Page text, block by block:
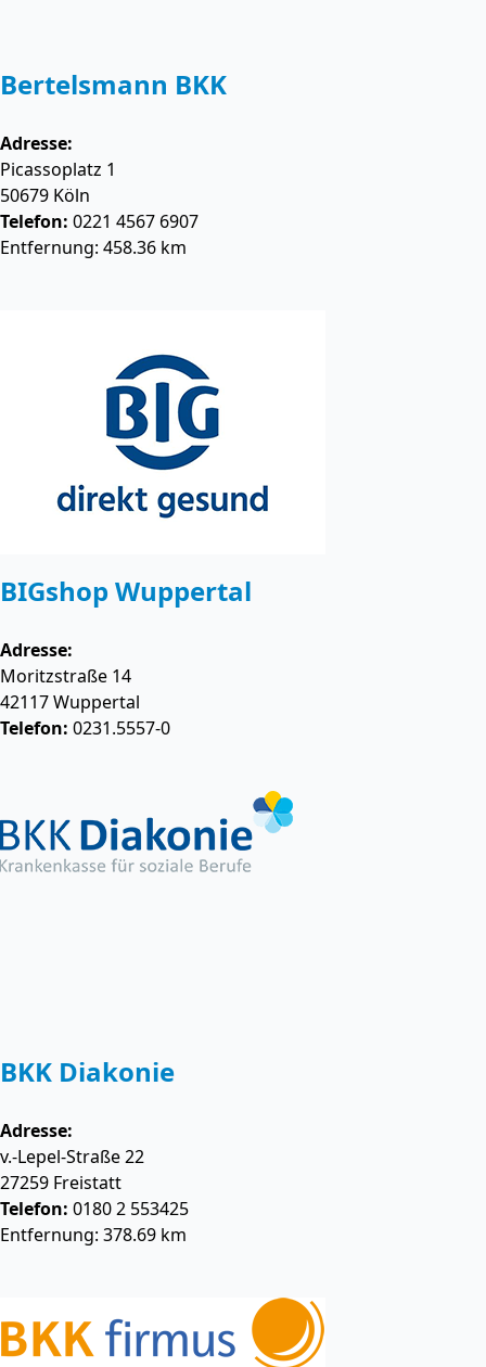
Bertelsmann BKK
Adresse:
Picassoplatz 1
50679 Köln
Telefon: 0221 4567 6907
Entfernung: 458.36 km
BIGshop Wuppertal
Adresse:
Moritzstraße 14
42117Wuppertal
Telefon: 0231.5557-0
BKK Diakonie
Adresse:
v.-Lepel-Straße 22
27259 Freistatt
Telefon: 0180 2 553425
Entfernung: 378.69 km